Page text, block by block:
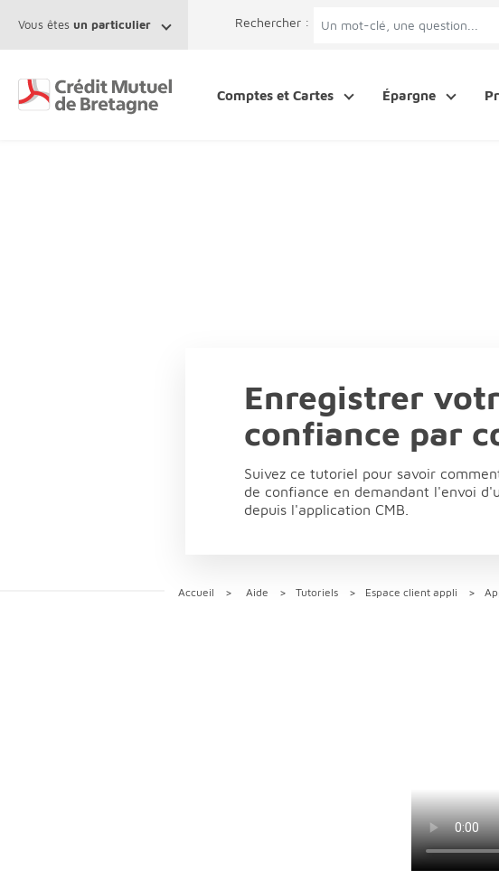
Vous êtes un particulier Rechercher :
Comptes et Cartes Épargne
Enregistrer
confiance par
Suivez ce tutoriel pour savoir
de confiance en demandant l'envoi
depuis l'application CMB.
Accueil Aide Tutoriels Espace client appli